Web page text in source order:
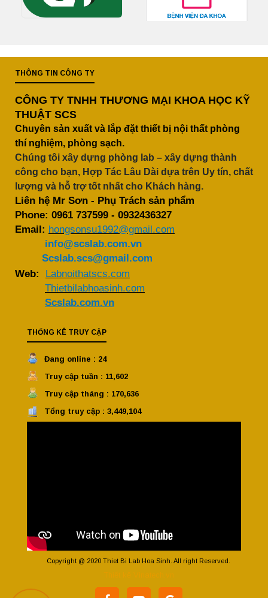
THÔNG TIN CÔNG TY
CÔNG TY TNHH THƯƠNG MẠI KHOA HỌC KỸ
THUẬT SCS
Chuyên sản xuất và lắp đặt thiết bị nội thất phòng
thí nghiệm, phòng sạch.
Chúng tôi xây dựng phòng lab – xây dựng thành
công cho bạn, Hợp Tác Lâu Dài dựa trên Uy tín, chất
lượng và hỗ trợ tốt nhất cho Khách hàng.
Liên hệ Mr Sơn - Phụ Trách sản phẩm
Phone: 0961 737599 - 0932436327
Email: hongsonsu1992@gmail.com
info@scslab.com.vn
Scslab.scs@gmail.com
Web: Labnoithatscs.com
Thietbilabhoasinh.com
Scslab.com.vn
THỐNG KÊ TRUY CẬP
Đang online : 24
Truy cập tuần : 11,602
Truy cập tháng : 170,636
Tổng truy cập : 3,449,104
Copyright @ 2020 Thiet Bi Lab Hoa Sinh. All right Reserved.